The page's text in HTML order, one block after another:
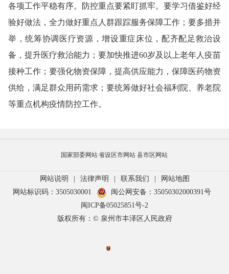
各项工作平稳有序。
防控重点要紧盯抓牢。 要学习借鉴好经
验好做法，全力做好重点人群跟踪服务保障工作；要多措并
举，统筹协调医疗资源，增设重症床位，配齐配足救治设
备，提升医疗救治能力；要加快推进60岁及以上老年人疫苗
接种工作；要强化物资保障，提高供应能力，保障医药物资
供给，满足群众用药需求；要统筹做好社会福利院、养老院
等重点机构疫情防控工作。
国家部委网站省设区市网站 县市区网站
网站说明 | 法律声明 | 联系我们 |
网站地图
网站标识码：3505030001
闽公网安备：35050302000391号
闽ICP备05025851号-2
版权所有：© 泉州市丰泽区人民政府